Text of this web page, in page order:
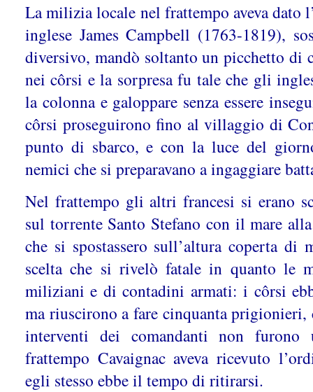
La milizia locale nel frattempo aveva dato
inglese James Campbell (1763-1819),
diversivo, mandò soltanto un picchetto di
nei côrsi e la sorpresa fu tale che gli
la colonna e galoppare senza essere
côrsi proseguirono fino al villaggio di
punto di sbarco, e con la luce del
nemici che si preparavano a ingaggiare
Nel frattempo gli altri francesi si erano
sul torrente Santo Stefano con il mare
che si spostassero sull’altura coperta di
scelta che si rivelò fatale in quanto le
miliziani e di contadini armati: i côrsi
ma riuscirono a fare cinquanta
interventi dei comandanti non
frattempo Cavaignac aveva ricevuto
egli stesso ebbe il tempo di ritirarsi.